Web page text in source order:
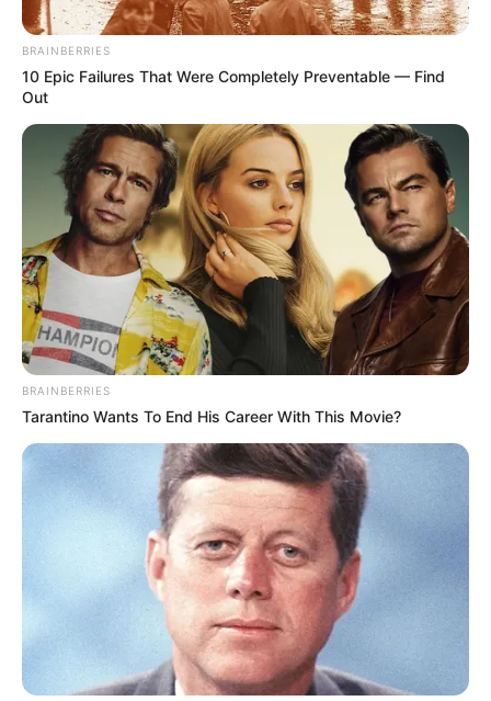
BRAINBERRIES
10 Epic Failures That Were Completely Preventable — Find
Out
BRAINBERRIES
Tarantino Wants To End His Career With This Movie?